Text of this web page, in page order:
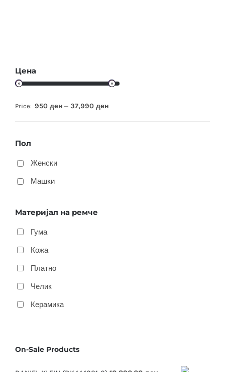
Цена
Price: 950 ден — 37,990 ден
Пол
Женски
Машки
Материјал на ремче
Гума
Кожа
Платно
Челик
Керамика
On-Sale Products